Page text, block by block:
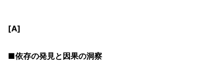
[A]
■依存の発見と因果の洞察